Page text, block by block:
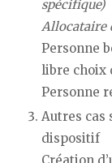
spécifique)
Allocataire
Personne
libre choix
Personne
Autres cas
dispositif